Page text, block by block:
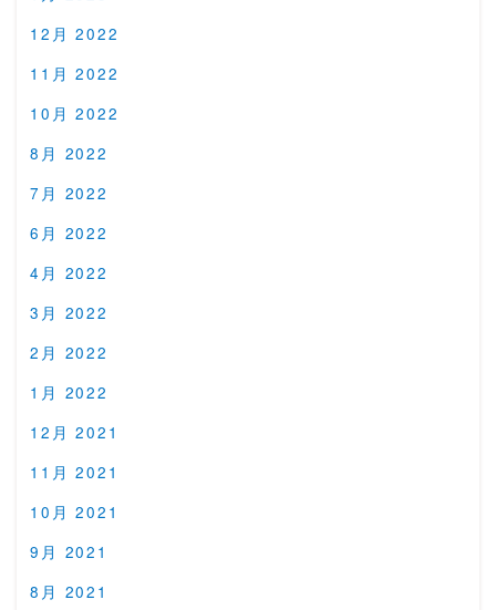
12月 2022
11月 2022
10月 2022
8月 2022
7月 2022
6月 2022
4月 2022
3月 2022
2月 2022
1月 2022
12月 2021
11月 2021
10月 2021
9月 2021
8月 2021